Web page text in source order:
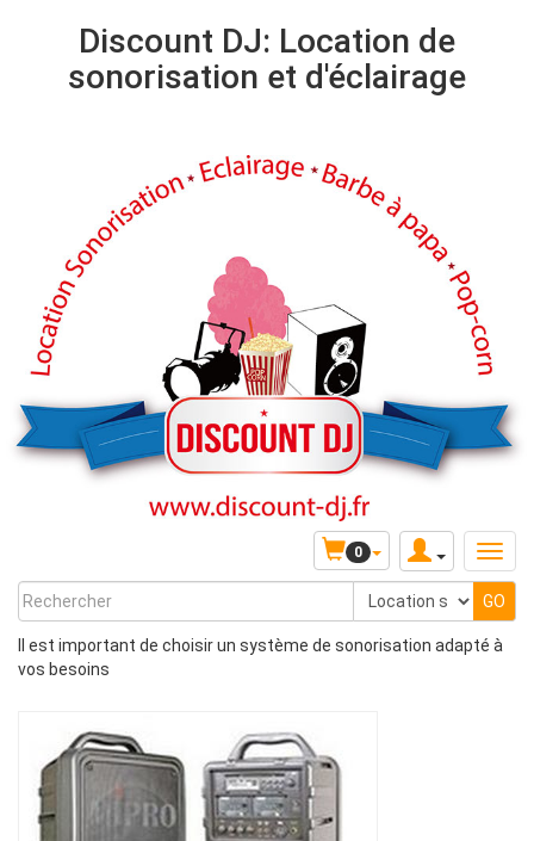
Discount DJ: Location de
sonorisation et d'éclairage
0
Il est important de choisir un système de sonorisation adapté à
vos besoins